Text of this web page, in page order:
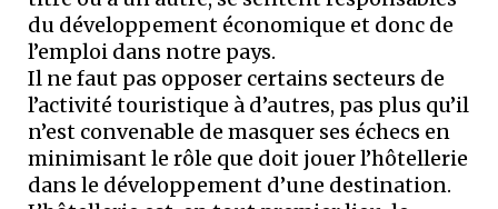
du développement économique et donc de
l’emploi dans notre pays.
Il ne faut pas opposer certains secteurs de
l’activité touristique à d’autres, pas plus qu’il
n’est convenable de masquer ses échecs en
minimisant le rôle que doit jouer l’hôtellerie
dans le développement d’une destination.